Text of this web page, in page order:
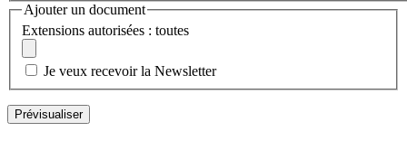
Ajouter un document
Extensions autorisées : toutes
Je veux recevoir la Newsletter